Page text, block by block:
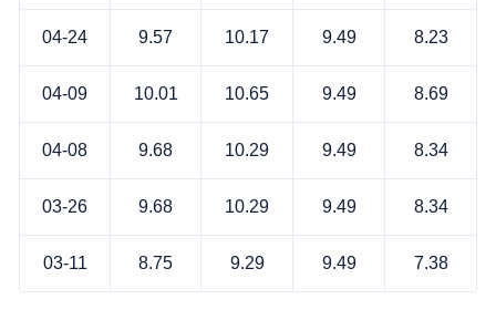
04-24 9.57 10.17 9.49 8.23
04-09 10.01 10.65 9.49 8.69
04-08 9.68 10.29 9.49 8.34
03-26 9.68 10.29 9.49 8.34
03-11 8.75 9.29 9.49 7.38